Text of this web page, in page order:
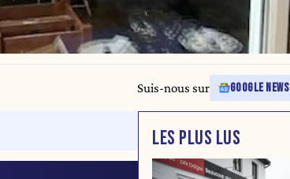
Suis-nous sur GOOGLE NEWS
LES PLUS LUS